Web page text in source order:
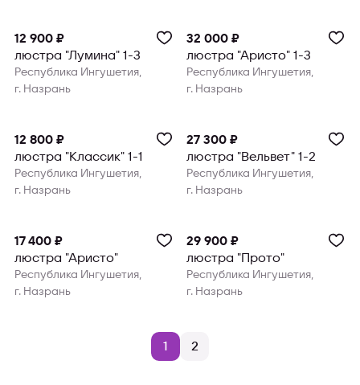
12 900 ₽
люстра "Лумина" 1-3
Республика Ингушетия,
г. Назрань
32 000 ₽
люстра "Аристо" 1-3
Республика Ингушетия,
г. Назрань
12 800 ₽
люстра "Классик" 1-1
Республика Ингушетия,
г. Назрань
27 300 ₽
люстра "Вельвет" 1-2
Республика Ингушетия,
г. Назрань
17 400 ₽
люстра "Аристо"
Республика Ингушетия,
г. Назрань
29 900 ₽
люстра "Прото"
Республика Ингушетия,
г. Назрань
1 2